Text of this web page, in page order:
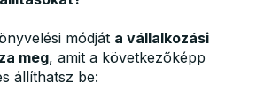
módját a vállalkozási
meg, amit a következőképp
állíthatsz be: